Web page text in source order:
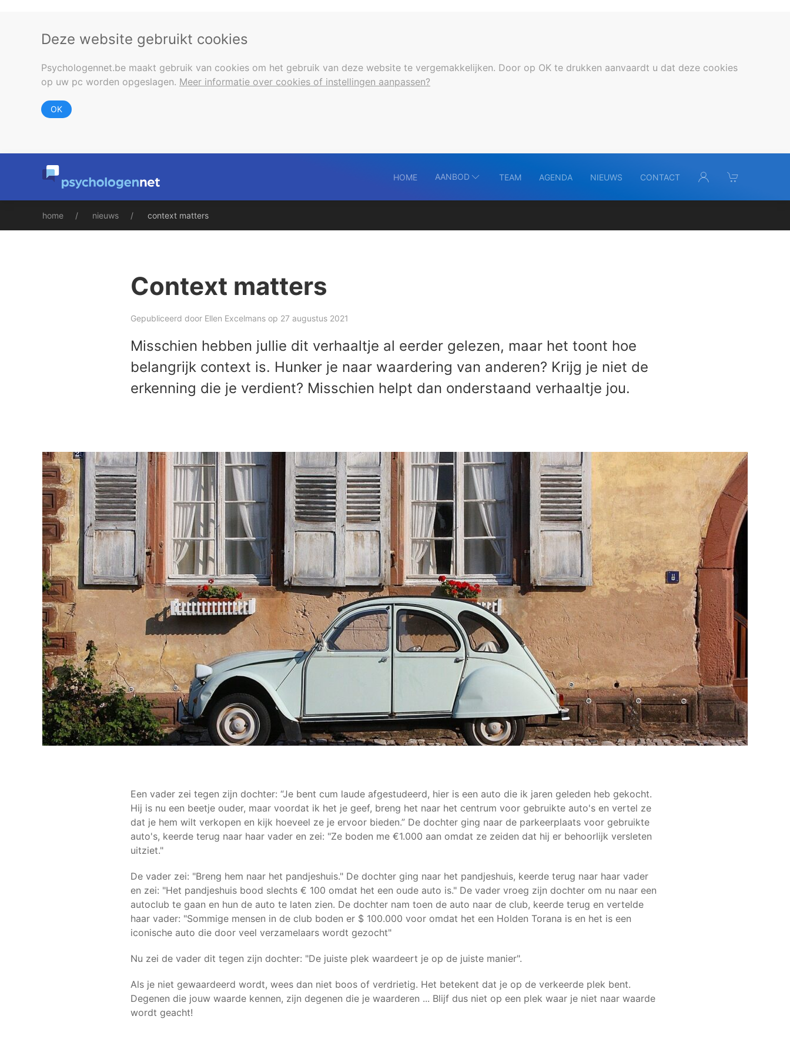
Deze website gebruikt cookies
Psychologennet.be maakt gebruik van cookies om het gebruik van deze website te vergemakkelijken. Door op OK te drukken aanvaardt u dat deze cookies
op uw pc worden opgeslagen. Meer informatie over cookies of instellingen aanpassen?
OK
HOME AANBOD TEAM AGENDA NIEUWS CONTACT
home nieuws context matters
Context matters
Gepubliceerd door Ellen Excelmans op 27 augustus 2021
Misschien hebben jullie dit verhaaltje al eerder gelezen, maar het toont hoe
belangrijk context is. Hunker je naar waardering van anderen? Krijg je niet de
erkenning die je verdient? Misschien helpt dan onderstaand verhaaltje jou.
Een vader zei tegen zijn dochter: “Je bent cum laude afgestudeerd, hier is een auto die ik jaren geleden heb gekocht.
Hij is nu een beetje ouder, maar voordat ik het je geef, breng het naar het centrum voor gebruikte auto's en vertel ze
dat je hem wilt verkopen en kijk hoeveel ze je ervoor bieden.” De dochter ging naar de parkeerplaats voor gebruikte
auto's, keerde terug naar haar vader en zei: "Ze boden me €1.000 aan omdat ze zeiden dat hij er behoorlijk versleten
uitziet."
De vader zei: "Breng hem naar het pandjeshuis." De dochter ging naar het pandjeshuis, keerde terug naar haar vader
en zei: "Het pandjeshuis bood slechts € 100 omdat het een oude auto is." De vader vroeg zijn dochter om nu naar een
autoclub te gaan en hun de auto te laten zien. De dochter nam toen de auto naar de club, keerde terug en vertelde
haar vader: "Sommige mensen in de club boden er $ 100.000 voor omdat het een Holden Torana is en het is een
iconische auto die door veel verzamelaars wordt gezocht"
Nu zei de vader dit tegen zijn dochter: "De juiste plek waardeert je op de juiste manier".
Als je niet gewaardeerd wordt, wees dan niet boos of verdrietig. Het betekent dat je op de verkeerde plek bent.
Degenen die jouw waarde kennen, zijn degenen die je waarderen ... Blijf dus niet op een plek waar je niet naar waarde
wordt geacht!